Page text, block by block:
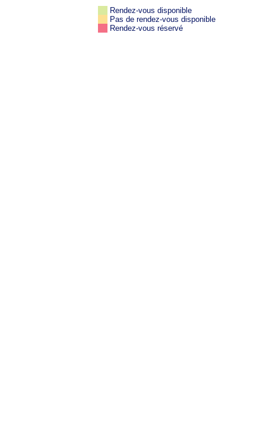
Rendez-vous disponible
Pas de rendez-vous disponible
Rendez-vous réservé